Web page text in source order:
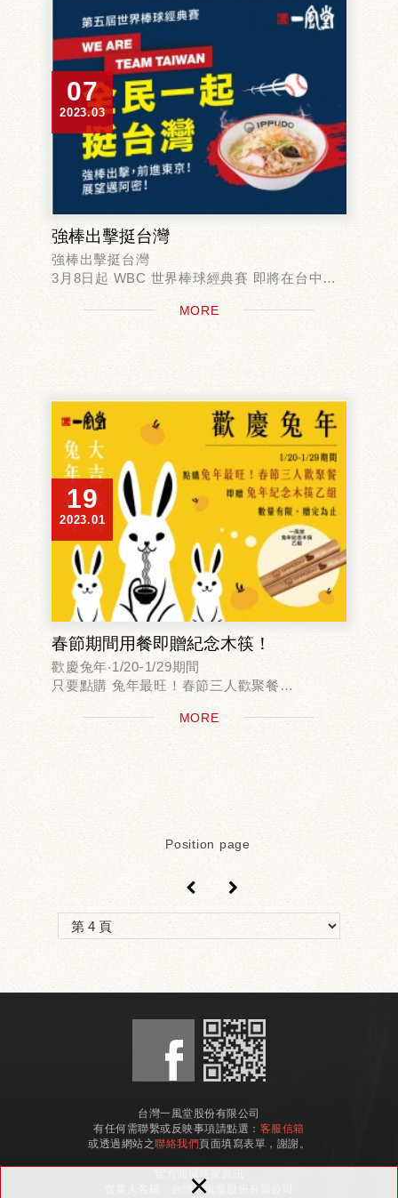
×
07
2023.03
強棒出擊挺台灣
強棒出擊挺台灣
3月8日起 WBC 世界棒球經典賽 即將在台中洲
際棒球場開打，一風堂與你一同挺台灣
除了三月限定強棒麵以外，還有很多好康一次報
MORE
19
2023.01
春節期間用餐即贈紀念木筷！
歡慶兔年‧1/20-1/29期間
只要點購 兔年最旺！春節三人歡聚餐
數量有限，贈完為止
MORE
Position page
台灣一風堂股份有限公司
有任何需聯繫或反映事項請點選： 客服信箱
或透過網站之聯絡我們頁面填寫表單，謝謝。
營業人名稱：台灣一風堂股份有限公司